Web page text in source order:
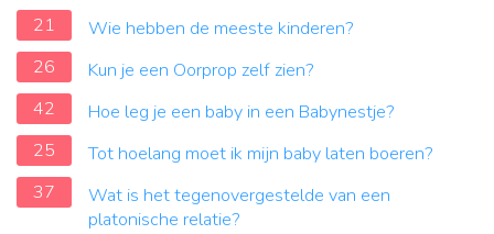
21
Wie hebben de meeste kinderen?
26
Kun je een Oorprop zelf zien?
42
Hoe leg je een baby in een Babynestje?
25
Tot hoelang moet ik mijn baby laten boeren?
37
Wat is het tegenovergestelde van een
platonische relatie?